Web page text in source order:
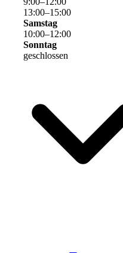
13:00–15:00
Samstag
10:00–12:00
Sonntag
geschlossen